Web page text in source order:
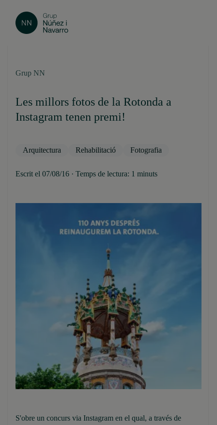
Grup NN
Les millors fotos de la Rotonda a
Instagram tenen premi!
Arquitectura Rehabilitació Fotografia
Escrit el 07/08/16 · Temps de lectura: 1 minuts
S'obre un concurs via Instagram en el qual, a través de